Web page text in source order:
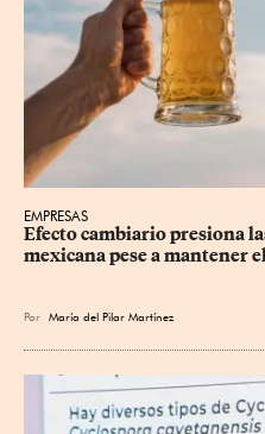
EMPRESAS
Efecto cambiario presiona
mexicana pese a mantener
Por María del Pilar Martínez